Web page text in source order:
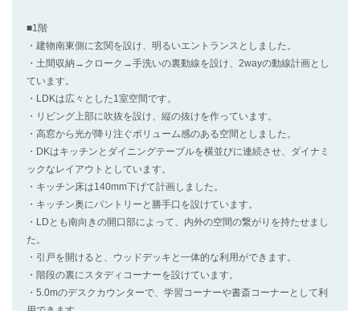
■1階
・建物南東側に玄関を設け、明るいエントランスとしました。
・土間収納→クローク→手洗いの裏動線を設け、2wayの動線計画とし
ています。
・LDKは広々とした1室空間です。
・リビング上部に吹抜を設け、縦の抜けを作っています。
・高窓から光が降り注ぐボリューム感のある空間としました。
・DKはキッチンとダイニングテーブルを横並びに連続させ、ダイナミ
ックなレイアウトとしています。
・キッチン床は140mm下げて計画しました。
・キッチン奥にパントリーと勝手口を設けています。
・LDとも南向きの開口部によって、内外の空間の繋がりを持たせまし
た。
・引戸を開けると、ウッドデッキと一体的な利用ができます。
・階段の裏にスタディコーナーを設けています。
・5.0mのデスクカウンターで、学習コーナーや書斎コーナーとして利